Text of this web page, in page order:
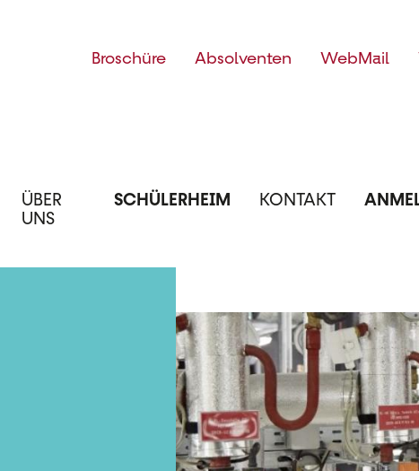
Top
Broschüre Absolventen WebMail
ÜBER
UNS
SCHÜLERHEIM KONTAKT